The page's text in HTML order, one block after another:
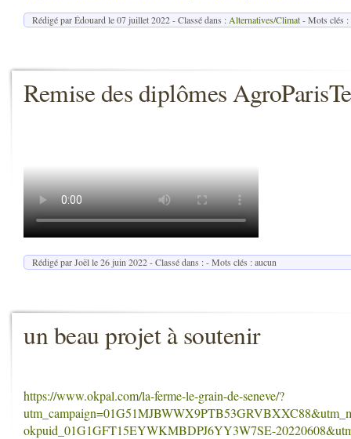
Rédigé par Édouard le07 juillet 2022- Classé dans : Alternatives/Climat- Mots clés :
Remise des diplômes
Rédigé par Joël le26 juin 2022- Classé dans : - Mots clés : aucun
un beau projet à soutenir
https://www.okpal.com/la-ferme-le-grain-de-seneve/?
okpuid_01G1GFT15EYWKMBDPJ6YY3W7SE-